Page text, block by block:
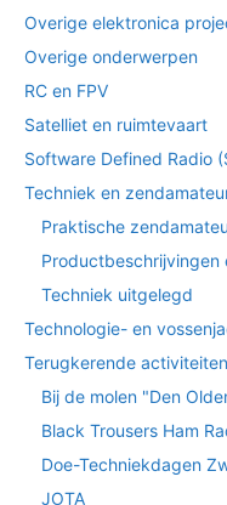
Overige elektronica
Overige onderwerpen
RC en FPV
Satelliet en ruimtevaart
Software Defined Radio
Techniek en
Praktische
Productbeschrijvingen
Techniek uitgelegd
Technologie- en
Terugkerende activiteiten
Bij de molen "Den
Black Trousers Ham
Doe-Techniekdagen
JOTA